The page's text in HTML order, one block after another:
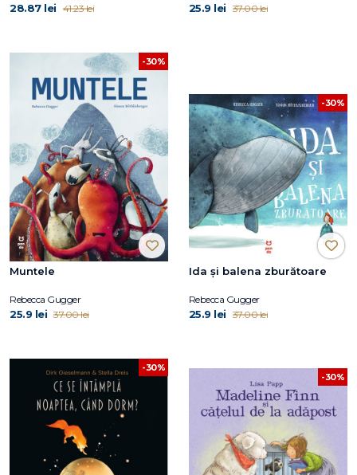
28.87 lei 41.23 lei 25.9 lei 37.00 lei
-30%
Muntele
Rebecca Gugger
25.9 lei 37.00 lei
-30%
Ida și balena zburătoare
Rebecca Gugger
25.9 lei 37.00 lei
-30%
-30%